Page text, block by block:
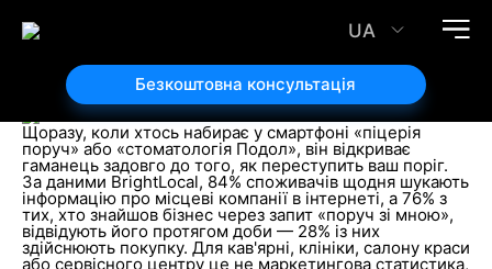
UA
Безкоштовна консультація
ваші послуги поруч
17.03.2026
Автор статті:
Микола Іванов
Щоразу, коли хтось набирає у смартфоні «піцерія
поруч» або «стоматологія Подол», він відкриває
гаманець задовго до того, як переступить ваш поріг.
За даними BrightLocal, 84% споживачів щодня шукають
інформацію про місцеві компанії в інтернеті, а 76% з
тих, хто знайшов бізнес через запит «поруч зі мною»,
відвідують його протягом доби — 28% із них
здійснюють покупку. Для кав'ярні, клініки, салону краси
або сервісного центру це не маркетингова статистика,